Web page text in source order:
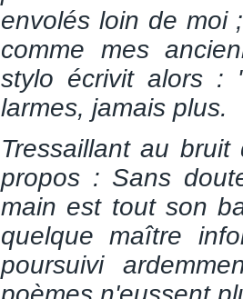
envolés loin de moi
comme mes
stylo écrivit alors :
larmes, jamais plus.
Tressaillant au
propos : Sans
main est tout son
quelque maître
poursuivi